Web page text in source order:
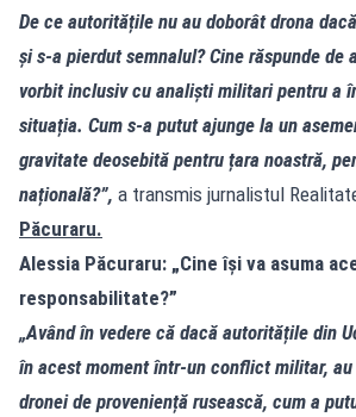
De ce autoritățile nu au doborât drona
și s-a pierdut semnalul? Cine răspunde de
vorbit inclusiv cu analiști militari pentru a
situația. Cum s-a putut ajunge la un
gravitate deosebită pentru țara noastră,
națională?”, a transmis jurnalistul
Păcuraru.
Alessia Păcuraru: „Cine își va asuma
responsabilitate?”
„Având în vedere că dacă autoritățile din
în acest moment într-un conflict militar,
dronei de proveniență rusească, cum a